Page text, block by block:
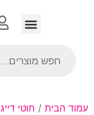
עמוד הבית / חוטי דייג